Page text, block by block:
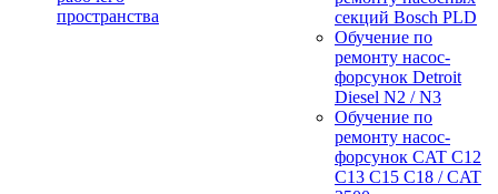
пространства
секций Bosch PLD
Обучение по
ремонту насос-
форсунок Detroit
Diesel N2 / N3
Обучение по
ремонту насос-
форсунок CAT C12
C13 C15 C18 / CAT